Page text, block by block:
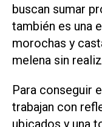
buscan sumar
también es una
morochas y
melena sin
Para conseguir
trabajan con
ubicados y una